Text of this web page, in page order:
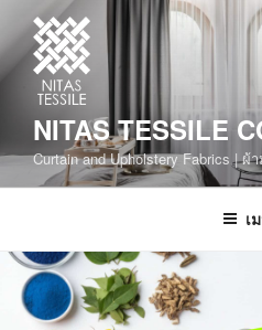
NITAS TESSILE
Curtain and Upholstery Fabrics | ผ้
เ